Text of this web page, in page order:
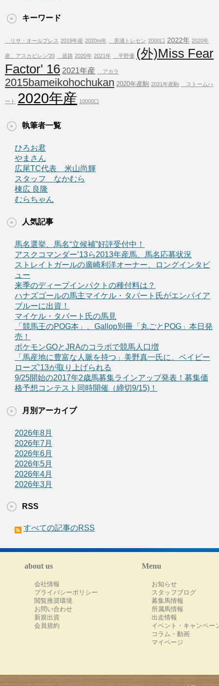
キーワード
リサ・オールプレス 2019年産 2020m年 美浦トレセン 2000口 2022年 2020年
産、アスカビレン'20 坂路 2020年 2021年 平野優 (外)Miss Fear
Factor' 16 2021年産 アカラ
2015bameikohochukan 2020年産駒 2021年産駒 ストームハ
ート 2020年産 10000口
執筆者一覧
ひろお君
やまさん
広尾TC代表 米山尚輝
スタッフ なかむら
棟広 良隆
むらちゃん
人気記事
馬名選挙、馬名“立候補”好評受付中！
アスクコマンダー’13ら2013年産馬、馬名応募状況
ストレイトガールの廣崎利洋オーナー、ロングインタビ
ュー
来季のディープインパクトの種付料は？
ハナズゴールの馬主マイケル・タバート氏がエンパイア
ブルーに出資！
マイケル・タバート氏の馬見
「競馬王のPOG本」、Gallop別冊「丸ごとPOG」本日発
売！
ポケモンGOとJRAのコラボで競馬人口増
「馬産地に豊富な人脈を持つ」美野真一氏に、ベイビー
ローズ’13が取り上げられる
9/25開始の2017年2歳馬募集ラインアップ発表！募集価
格予想コンテスト同時開催（締切9/15)！
月別アーカイブ
2026年8月
2026年7月
2026年6月
2026年5月
2026年4月
2026年3月
RSS
すべての記事のRSS